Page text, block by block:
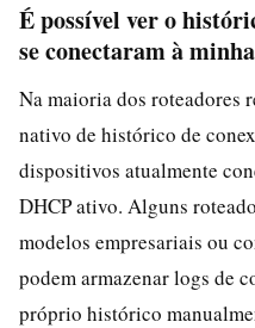
É possível ver o
se conectaram à
Na maioria dos roteadores
nativo de histórico de
dispositivos atualmente
DHCP ativo. Alguns
modelos empresariais ou
podem armazenar logs de
próprio histórico